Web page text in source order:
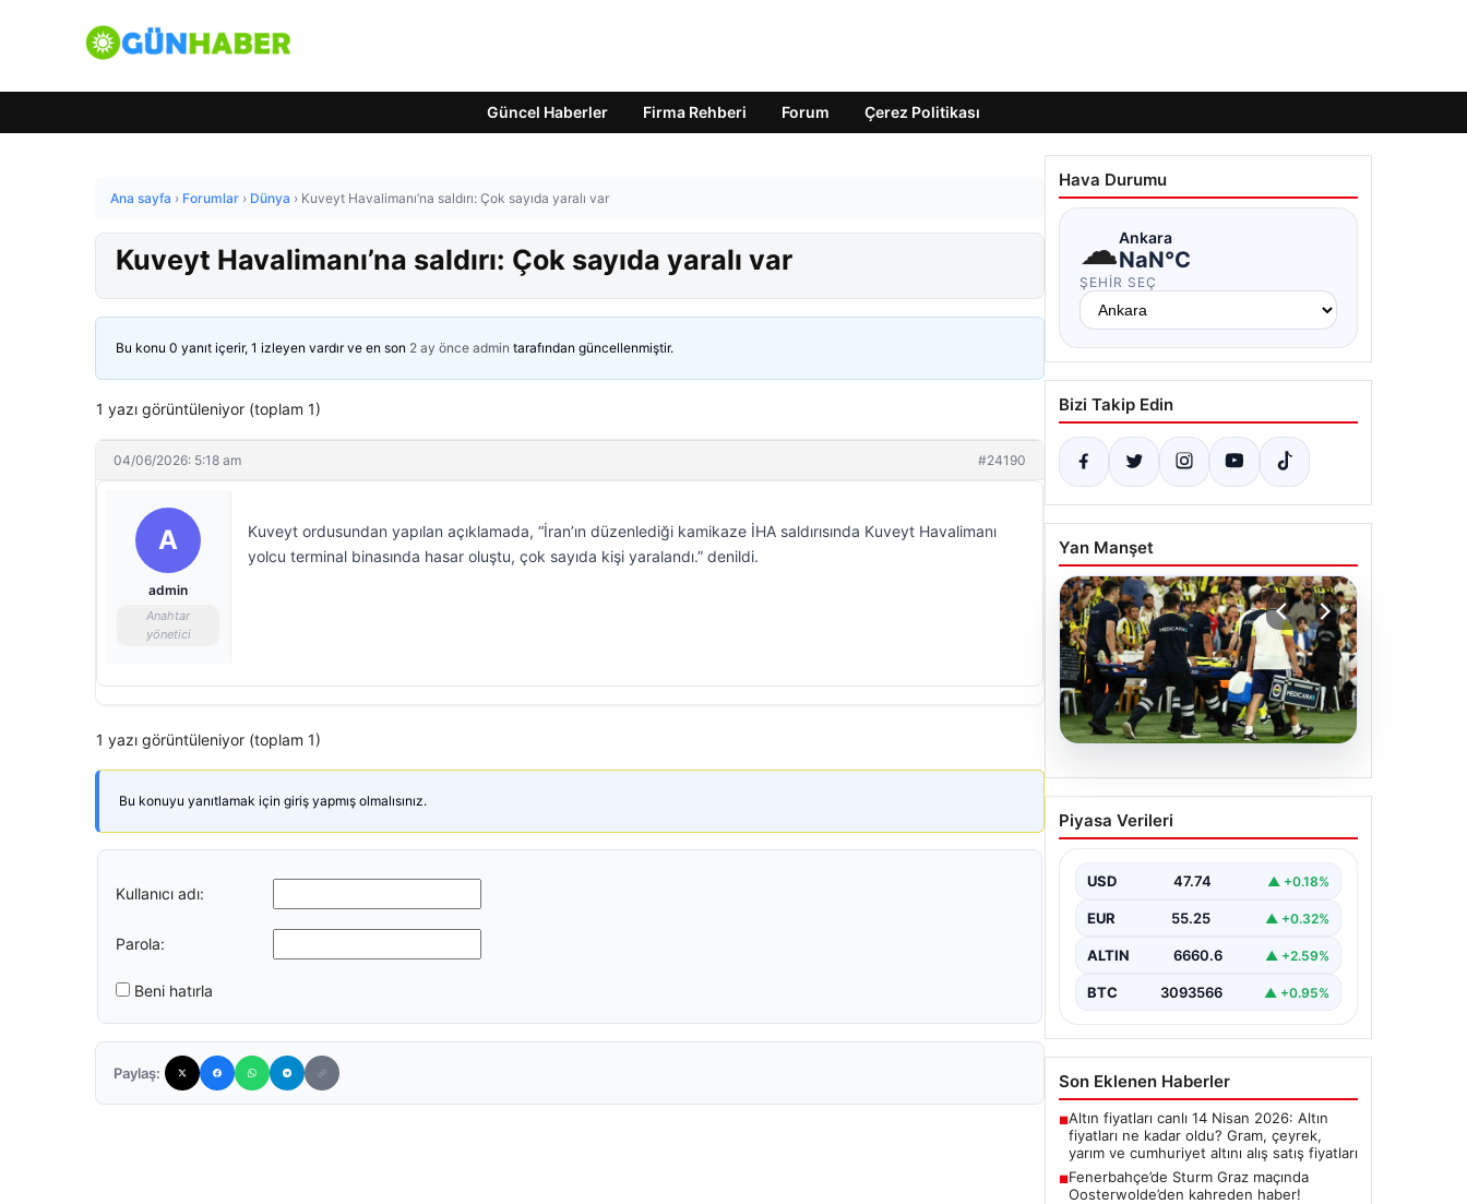
Güncel Haberler Firma Rehberi Forum Çerez Politikası
Ana sayfa › Forumlar › Dünya › Kuveyt Havalimanı’na saldırı: Çok sayıda yaralı var
Kuveyt Havalimanı’na saldırı: Çok sayıda yaralı var
Bu konu 0 yanıt içerir, 1 izleyen vardır ve en son 2 ay önce admin tarafından güncellenmiştir.
1 yazı görüntüleniyor (toplam 1)
04/06/2026: 5:18 am #24190
A
admin
Anahtar
yönetici
Kuveyt ordusundan yapılan açıklamada, “İran’ın düzenlediği kamikaze İHA saldırısında Kuveyt Havalimanı
yolcu terminal binasında hasar oluştu, çok sayıda kişi yaralandı.” denildi.
1 yazı görüntüleniyor (toplam 1)
Bu konuyu yanıtlamak için giriş yapmış olmalısınız.
Kullanıcı adı:
Parola:
Beni hatırla
Paylaş:
Hava Durumu
☁Ankara
NaN°C
ŞEHIR SEÇ
Bizi Takip Edin
Yan Manşet
05.08.2026
Fenerbahçe’de Sturm
Graz maçında
kahreden haber!
Piyasa Verileri
USD 47.74 ▲ +0.18%
EUR 55.25 ▲ +0.32%
ALTIN 6660.6 ▲ +2.59%
BTC 3093566 ▲ +0.95%
Son Eklenen Haberler
■Altın fiyatları canlı 14 Nisan 2026: Altın
fiyatları ne kadar oldu? Gram, çeyrek,
yarım ve cumhuriyet altını alış satış fiyatları
■Fenerbahçe’de Sturm Graz maçında
Oosterwolde’den kahreden haber!